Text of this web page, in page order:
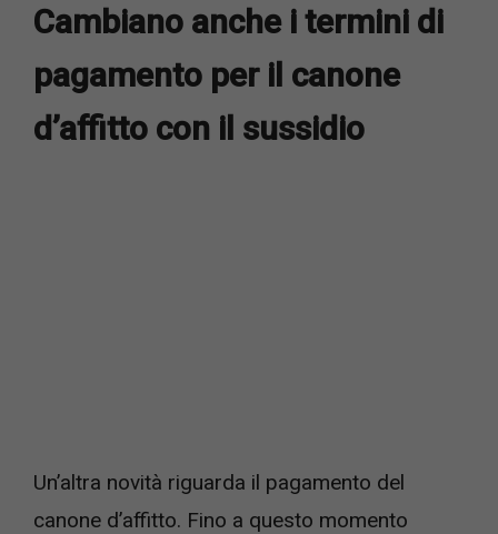
Cambiano anche i termini di
pagamento per il canone
d’affitto con il sussidio
Un’altra novità riguarda il pagamento del
canone d’affitto. Fino a questo momento